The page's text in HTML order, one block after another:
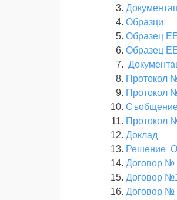
Образци
Образец
Образец
Протокол
Протокол
Съобщение
Протокол
Доклад
Решение
Договор №
Договор
Договор №